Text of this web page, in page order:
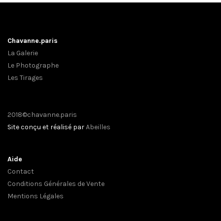
Chavanne.paris
La Galerie
Le Photographe
Les Tirages
2018©chavanne.paris
Site conçu et réalisé parAbeilles
Aide
Contact
Conditions Générales de Vente
Mentions Légales